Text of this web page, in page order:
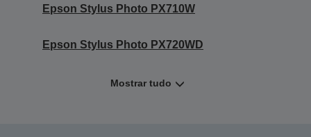
Epson Stylus Photo PX710W
Epson Stylus Photo PX720WD
Mostrar tudo